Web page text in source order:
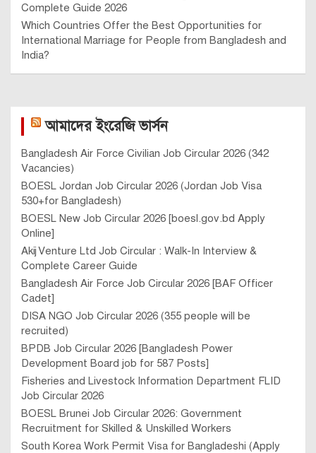
Complete Guide 2026
Which Countries Offer the Best Opportunities for
International Marriage for People from Bangladesh and
India?
আমাদের ইংরেজি ভার্সন
Bangladesh Air Force Civilian Job Circular 2026 (342
Vacancies)
BOESL Jordan Job Circular 2026 (Jordan Job Visa
530+for Bangladesh)
BOESL New Job Circular 2026 [boesl.gov.bd Apply
Online]
Akij Venture Ltd Job Circular : Walk-In Interview &
Complete Career Guide
Bangladesh Air Force Job Circular 2026 [BAF Officer
Cadet]
DISA NGO Job Circular 2026 (355 people will be
recruited)
BPDB Job Circular 2026 [Bangladesh Power
Development Board job for 587 Posts]
Fisheries and Livestock Information Department FLID
Job Circular 2026
BOESL Brunei Job Circular 2026: Government
Recruitment for Skilled & Unskilled Workers
South Korea Work Permit Visa for Bangladeshi (Apply